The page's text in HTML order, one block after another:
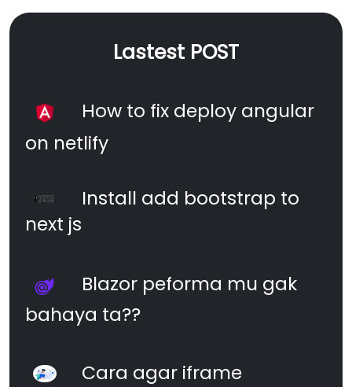
Lastest POST
How to fix deploy angular
on netlify
Install add bootstrap to
next js
Blazor peforma mu gak
bahaya ta??
Cara agar iframe